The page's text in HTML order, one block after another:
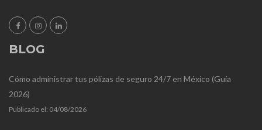
BLOG
Cómo administrar tus pólizas de seguro 24/7 en México (Guía
2026)
Publicado el: 04/08/2026